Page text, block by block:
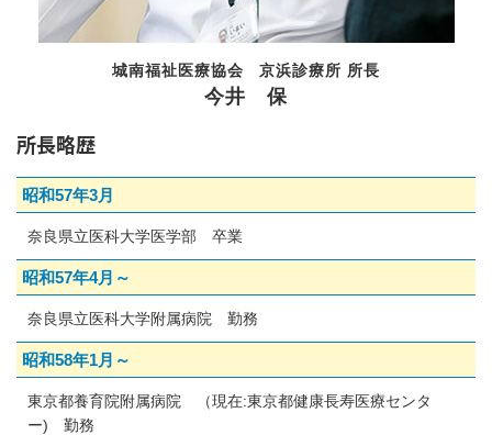
城南福祉医療協会 京浜診療所 所長
今井 保
所長略歴
昭和57年3月
奈良県立医科大学医学部 卒業
昭和57年4月～
奈良県立医科大学附属病院 勤務
昭和58年1月～
東京都養育院附属病院 （現在:東京都健康長寿医療センタ
ー) 勤務